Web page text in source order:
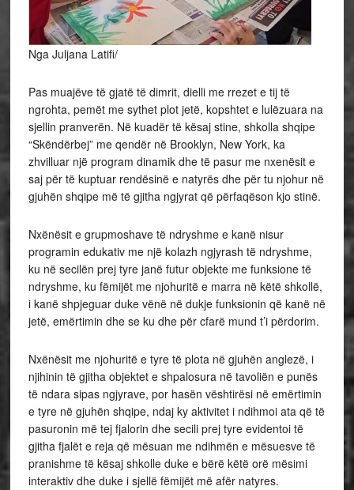
Nga Juljana Latifi/
Pas muajëve të gjatë të dimrit, dielli me rrezet e tij të
ngrohta, pemët me sythet plot jetë, kopshtet e lulëzuara na
sjellin pranverën. Në kuadër të kësaj stine, shkolla shqipe
“Skëndërbej” me qendër në Brooklyn, New York, ka
zhvilluar një program dinamik dhe të pasur me nxenësit e
saj për të kuptuar rendësinë e natyrës dhe për tu njohur në
gjuhën shqipe më të gjitha ngjyrat që përfaqëson kjo stinë.
Nxënësit e grupmoshave të ndryshme e kanë nisur
programin edukativ me një kolazh ngjyrash të ndryshme,
ku në secilën prej tyre janë futur objekte me funksione të
ndryshme, ku fëmijët me njohuritë e marra në këtë shkollë,
i kanë shpjeguar duke vënë në dukje funksionin që kanë në
jetë, emërtimin dhe se ku dhe për cfarë mund t’i përdorim.
Nxënësit me njohuritë e tyre të plota në gjuhën anglezë, i
njihinin të gjitha objektet e shpalosura në tavoliën e punës
të ndara sipas ngjyrave, por hasën vështirësi në emërtimin
e tyre në gjuhën shqipe, ndaj ky aktivitet i ndihmoi ata që të
pasuronin më tej fjalorin dhe secili prej tyre evidentoi të
gjitha fjalët e reja që mësuan me ndihmën e mësuesve të
pranishme të kësaj shkolle duke e bërë këtë orë mësimi
interaktiv dhe duke i sjellë fëmijët më afër natyres.